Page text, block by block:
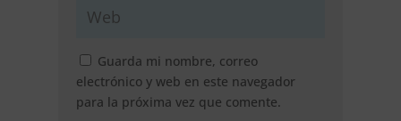
Guarda mi nombre, correo
electrónico y web en este navegador
para la próxima vez que comente.